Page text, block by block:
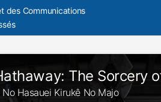
des Communications
The Sorcery
Hasauei Kirukê No Majo